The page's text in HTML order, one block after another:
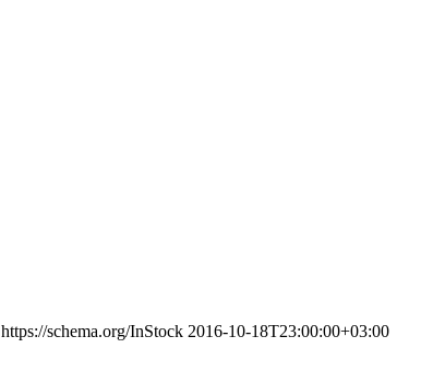
https://schema.org/InStock 2016-10-18T23:00:00+03:00